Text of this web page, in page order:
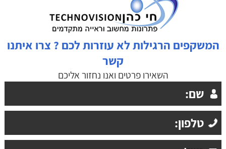
המשקפים הרגילות לא עוזרות לכם ? צרו איתנו
קשר
השאירו פרטים ואנו נחזור אליכם